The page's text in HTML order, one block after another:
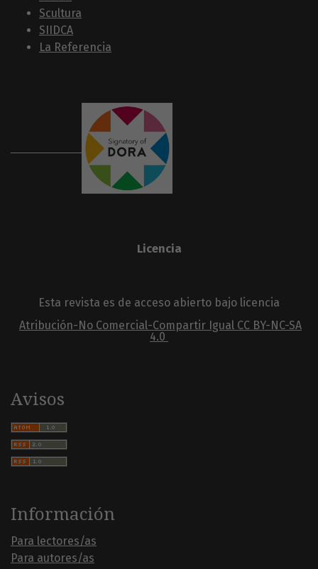
Scultura
SIIDCA
La Referencia
Licencia
Esta revista es de acceso abierto bajo licencia
Atribución-No Comercial-Compartir Igual CC BY-NC-SA
4.0
Avisos
Información
Para lectores/as
Para autores/as